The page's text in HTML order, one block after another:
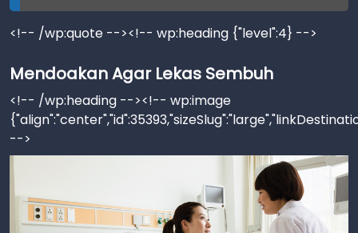
<!-- /wp:quote --><!-- wp:heading {"level":4} -->
Mendoakan Agar Lekas Sembuh
<!-- /wp:heading --><!-- wp:image
-->